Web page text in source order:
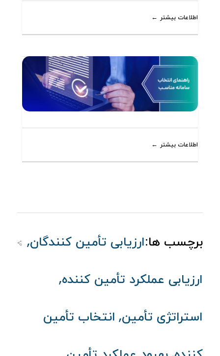
اطلاعات بیشتر
اطلاعات بیشتر
برچسب ها:ارزیابی تأمین کنندگان,
ارزیابی عملکرد تأمین کننده,
استراتژی تأمین, انتخاب تأمین